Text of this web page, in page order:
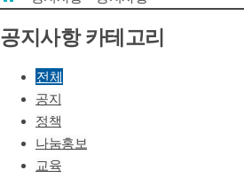
공지사항 카테고리
전체
공지
정책
나눔홍보
교육